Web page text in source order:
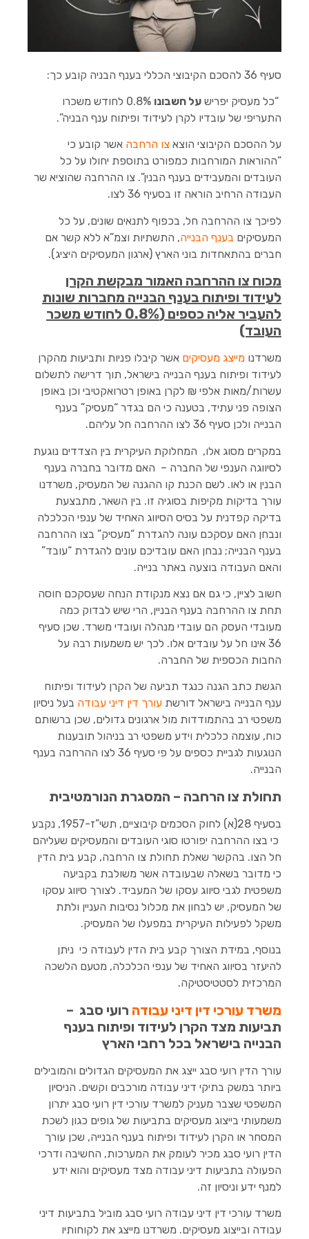
הוסף קו תחתון לקישורים
סמן קישורים
את
האפשרויות
השארת משוב
הצהרת נגישות
סעיף 36 להסכם הקיבוצי הכללי בענף הבניה קובע כך:
“כל מעסיק יפריש על חשבונו
0.8% לחודש משכרו
התעריפי של עובדיו לקרן לעידוד ופיתוח ענף הבניה”.
על ההסכם הקיבוצי הוצא צו הרחבה אשר קובע כי
“ההוראות המורחבות כמפורט בתוספת יחולו על כל
העובדים והמעבידים בענף הבנין”. צו ההרחבה שהוציא שר
העבודה הרחיב הוראה זו בסעיף 36 לצו.
לפיכך צו ההרחבה חל, בכפוף לתנאים שונים, על כל
המעסיקים בענף הבנייה, התשתיות וצמ”א ללא קשר אם
חברים בהתאחדות בוני הארץ (ארגון המעסיקים היציג).
מכוח צו ההרחבה האמור מבקשת הקרן
לעידוד ופיתוח בענף הבנייה מחברות שונות
להעביר אליה כספים (0.8% לחודש משכר
העובד)
משרדנו מייצג מעסיקים אשר קיבלו פניות ותביעות מהקרן
לעידוד ופיתוח בענף הבנייה בישראל, תוך דרישה לתשלום
עשרות/מאות אלפי ₪ לקרן באופן רטרואקטיבי וכן באופן
הצופה פני עתיד, בטענה כי הם בגדר “מעסיק” בענף
הבנייה ולכן סעיף 36 לצו ההרחבה חל עליהם.
במקרים מסוג אלו, המחלוקת העיקרית בין הצדדים נוגעת
לסיווגה הענפי של החברה – האם מדובר בחברה בענף
הבנין או לאו. לשם הכנת קו ההגנה של המעסיק, משרדנו
עורך בדיקות מקיפות בסוגיה זו. בין השאר, מתבצעת
בדיקה קפדנית על בסיס הסיווג האחיד של ענפי הכלכלה
ונבחן האם עסקכם עונה להגדרת “מעסיק” בצו ההרחבה
בענף הבנייה; נבחן האם עובדיכם עונים להגדרת “עובד”
והאם העבודה בוצעה באתר בנייה.
חשוב לציין, כי גם אם נצא מנקודת הנחה שעסקכם חוסה
תחת צו ההרחבה בענף הבניין, הרי שיש לבדוק כמה
מעובדי העסק הם עובדי מנהלה ועובדי משרד. שכן סעיף
36 אינו חל על עובדים אלו. לכך יש משמעות רבה על
החבות הכספית של החברה.
הגשת כתב הגנה כנגד תביעה של הקרן לעידוד ופיתוח
ענף הבנייה בישראל דורשת עורך דין דיני עבודה בעל ניסיון
משפטי רב בהתמודדות מול ארגונים גדולים, שכן ברשותם
כוח, עוצמה כלכלית וידע משפטי רב בניהול תובענות
הנוגעות לגביית כספים על פי סעיף 36 לצו ההרחבה בענף
הבנייה.
תחולת צו הרחבה – המסגרת הנורמטיבית
בסעיף 28(א) לחוק הסכמים קיבוציים, תשי”ז-1957, נקבע
כי בצו ההרחבה יפורטו סוגי העובדים והמעסיקים שעליהם
חל הצו. בהקשר שאלת תחולת צו הרחבה, קבע בית הדין
כי מדובר בשאלה שבעובדה אשר משולבת בקביעה
משפטית לגבי סיווג עסקו של המעביד. לצורך סיווג עסקו
של המעסיק, יש לבחון את מכלול נסיבות העניין ולתת
משקל לפעילות העיקרית במפעלו של המעסיק.
בנוסף, במידת הצורך קבע בית הדין לעבודה כי ניתן
להיעזר בסיווג האחיד של ענפי הכלכלה, מטעם הלשכה
המרכזית לסטטיסטיקה.
משרד עורכי דין דיני עבודה רועי סבג –
תביעות מצד הקרן לעידוד ופיתוח בענף
הבנייה בישראל בכל רחבי הארץ
עורך הדין רועי סבג ייצג את המעסיקים הגדולים והמובילים
ביותר במשק בתיקי דיני עבודה מורכבים וקשים. הניסיון
המשפטי שצבר מעניק למשרד עורכי דין רועי סבג יתרון
משמעותי בייצוג מעסיקים בתביעות של גופים כגון לשכת
המסחר או הקרן לעידוד ופיתוח בענף הבנייה, שכן עורך
הדין רועי סבג מכיר לעומק את המערכות, החשיבה ודרכי
הפעולה בתביעות דיני עבודה מצד מעסיקים והוא ידע
למנף ידע וניסיון זה.
משרד עורכי דין דיני עבודה רועי סבג מוביל בתביעות דיני
עבודה ובייצוג מעסיקים. משרדנו מייצג את לקוחותיו